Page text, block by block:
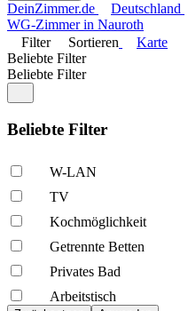
DeinZimmer.de Deutschland
WG-Zimmer in Nauroth
Filter
Sortieren
Karte
Beliebte Filter
Beliebte Filter
Beliebte Filter
W-LAN
TV
Kochmöglich­keit
Getrennte Betten
Privates Bad
Arbeitstisch